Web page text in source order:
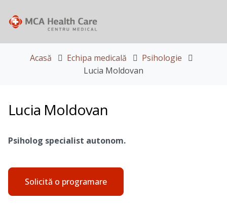
Acasă Echipa medicală
Psihologie
Lucia Moldovan
Lucia Moldovan
Psiholog specialist autonom.
Solicită o programare